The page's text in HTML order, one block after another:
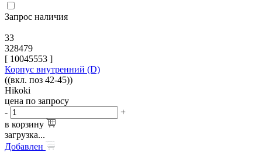
Запрос наличия
33
328479
[ 10045553 ]
Корпус внутренний (D)
((вкл. поз 42-45))
Hikoki
цена по запросу
-
+
в корзину
загрузка...
Добавлен